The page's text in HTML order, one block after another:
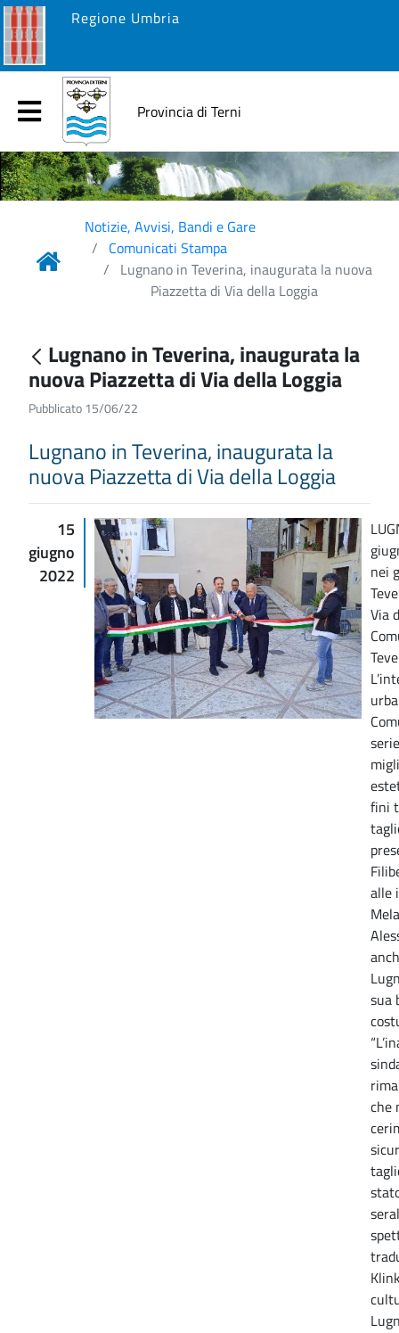
Regione Umbria
Provincia di Terni
Notizie, Avvisi, Bandi e Gare
Comunicati Stampa
Lugnano in Teverina, inaugurata la nuova
Piazzetta di Via della Loggia
Lugnano in Teverina, inaugurata la
nuova Piazzetta di Via della Loggia
Pubblicato 15/06/22
Lugnano in Teverina, inaugurata la
nuova Piazzetta di Via della Loggia
15
giugno
2022
nei
Via
fini
alle
sua
che